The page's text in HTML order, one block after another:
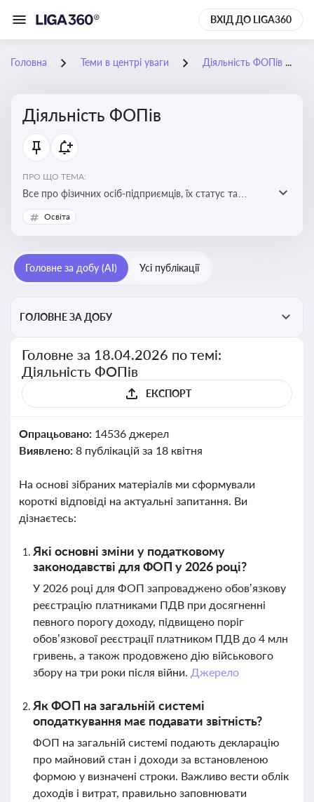
ВХІД ДО LIGA360
Головна Теми в центрі уваги Діяльність ФОПів
Діяльність ФОПів
ПРО ЩО ТЕМА:
Все про фізичних осіб-підприємців, їх статус та
діяльність. Зміни в законодавстві, що стосуються
роботи ФОПів
Освіта
Головне за добу (AI) Усі публікації
ГОЛОВНЕ ЗА ДОБУ
Головне за 18.04.2026 по темі:
Діяльність ФОПів
ЕКСПОРТ
Опрацьовано: 14536 джерел
Виявлено: 8 публікацій за 18 квітня
На основі зібраних матеріалів ми сформували
короткі відповіді на актуальні запитання. Ви
дізнаєтесь:
Які основні зміни у податковому
законодавстві для ФОП у 2026 році?
У 2026 році для ФОП запроваджено обов’язкову
реєстрацію платниками ПДВ при досягненні
певного порогу доходу, підвищено поріг
обов’язкової реєстрації платником ПДВ до 4 млн
гривень, а також продовжено дію військового
збору на три роки після війни. Джерело
Як ФОП на загальній системі
оподаткування має подавати звітність?
ФОП на загальній системі подають декларацію
про майновий стан і доходи за встановленою
формою у визначені строки. Важливо вести облік
доходів і витрат, правильно заповнювати